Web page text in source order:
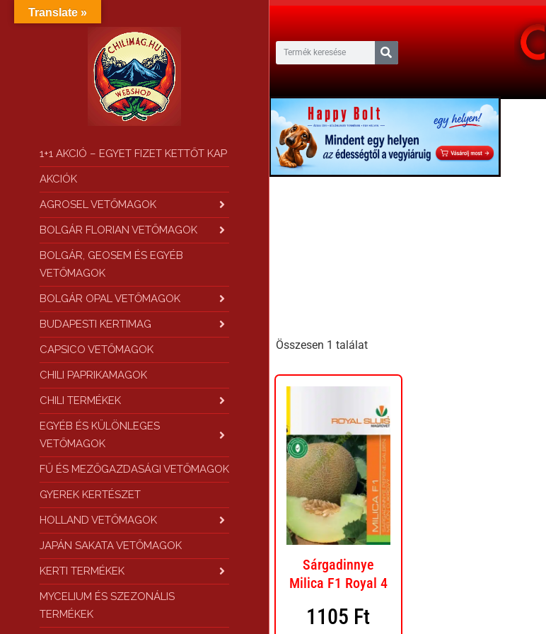
1+1 AKCIÓ – EGYET FIZET KETTŐT KAP
AKCIÓK
AGROSEL VETŐMAGOK
BOLGÁR FLORIAN VETŐMAGOK
BOLGÁR, GEOSEM ÉS EGYÉB
VETŐMAGOK
BOLGÁR OPAL VETŐMAGOK
BUDAPESTI KERTIMAG
CAPSICO VETŐMAGOK
CHILI PAPRIKAMAGOK
CHILI TERMÉKEK
EGYÉB ÉS KÜLÖNLEGES
VETŐMAGOK
FŰ ÉS MEZŐGAZDASÁGI VETŐMAGOK
GYEREK KERTÉSZET
HOLLAND VETŐMAGOK
JAPÁN SAKATA VETŐMAGOK
KERTI TERMÉKEK
MYCELIUM ÉS SZEZONÁLIS
TERMÉKEK
Összesen 1 találat
Sárgadinnye
Milica F1 Royal 4
1105 Ft
Translate »